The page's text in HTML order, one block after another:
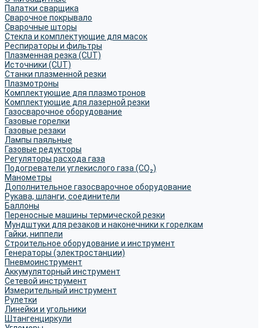
Палатки сварщика
Сварочное покрывало
Сварочные шторы
Стекла и комплектующие для масок
Респираторы и фильтры
Плазменная резка (CUT)
Источники (CUT)
Станки плазменной резки
Плазмотроны
Комплектующие для плазмотронов
Комплектующие для лазерной резки
Газосварочное оборудование
Газовые горелки
Газовые резаки
Лампы паяльные
Газовые редукторы
Регуляторы расхода газа
Подогреватели углекислого газа (CO₂)
Манометры
Дополнительное газосварочное оборудование
Рукава, шланги, соединители
Баллоны
Переносные машины термической резки
Мундштуки для резаков и наконечники к горелкам
Гайки, ниппели
Строительное оборудование и инструмент
Генераторы (электростанции)
Пневмоинструмент
Аккумуляторный инструмент
Сетевой инструмент
Измерительный инструмент
Рулетки
Линейки и угольники
Штангенциркули